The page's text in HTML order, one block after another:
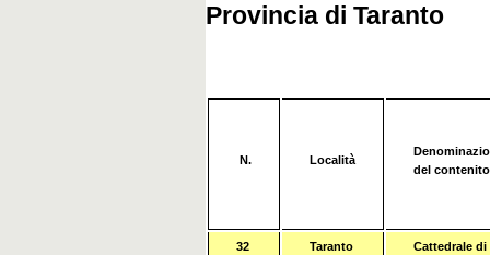
Provincia di Taranto
N. Località
del
32 Taranto
Cattedrale di